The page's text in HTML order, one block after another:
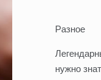
Разное
нужно